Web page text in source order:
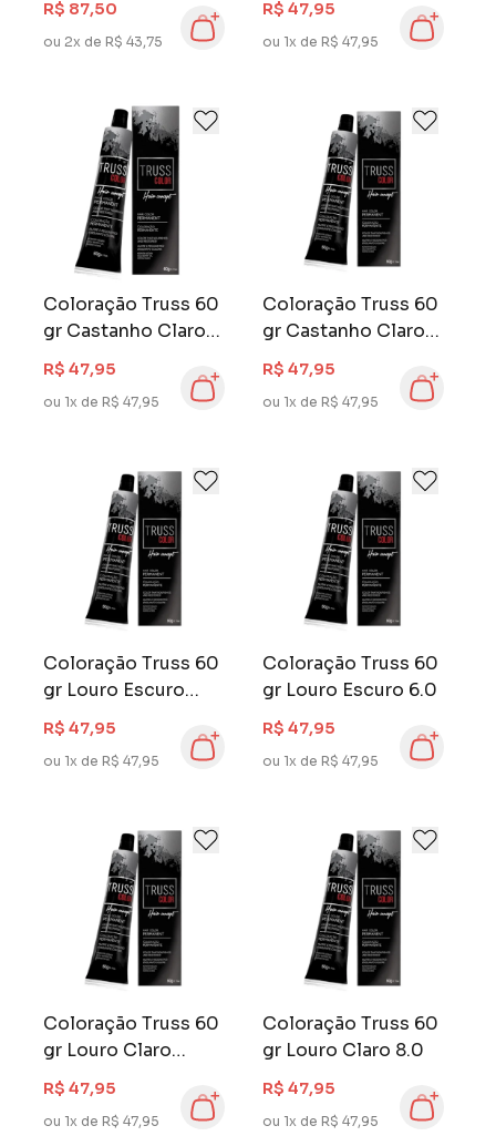
12%
R$ 87,50
ou 2x de R$ 43,75
R$ 47,95
ou 1x de R$ 47,95
Coloração Truss 60
gr Castanho Claro
Cobre Marrom 5.47
R$ 47,95
ou 1x de R$ 47,95
Coloração Truss 60
gr Castanho Claro
5.0
R$ 47,95
ou 1x de R$ 47,95
Coloração Truss 60
gr Louro Escuro
Marrom 6.7
R$ 47,95
ou 1x de R$ 47,95
Coloração Truss 60
gr Louro Escuro 6.0
R$ 47,95
ou 1x de R$ 47,95
Coloração Truss 60
gr Louro Claro
Dourado 8.3
R$ 47,95
ou 1x de R$ 47,95
Coloração Truss 60
gr Louro Claro 8.0
R$ 47,95
ou 1x de R$ 47,95